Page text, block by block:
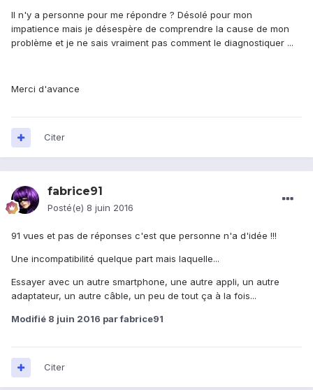
Il n'y a personne pour me répondre ? Désolé pour mon
impatience mais je désespère de comprendre la cause de mon
problème et je ne sais vraiment pas comment le diagnostiquer ...
Merci d'avance
Citer
fabrice91
Posté(e) 8 juin 2016
91 vues et pas de réponses c'est que personne n'a d'idée !!!
Une incompatibilité quelque part mais laquelle...
Essayer avec un autre smartphone, une autre appli, un autre
adaptateur, un autre câble, un peu de tout ça à la fois...
Modifié 8 juin 2016 par fabrice91
Citer